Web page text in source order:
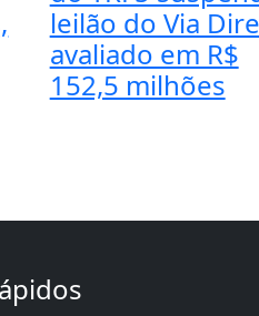
leilão do Via
avaliado em R$
152,5 milhões